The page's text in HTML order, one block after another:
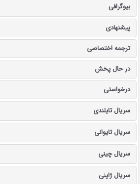
بیوگرافی
پیشنهادی
ترجمه اختصاصی
در حال پخش
درخواستی
سریال تایلندی
سریال تایوانی
سریال چینی
سریال ژاپنی